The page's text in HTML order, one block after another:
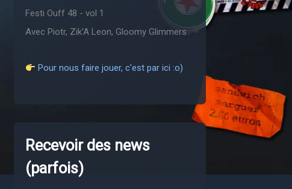
Festi Ouff 48 - vol 1
Avec Piotr, Zik'A Leon, Gloomy Glimmers
Pour nous faire jouer, c'est par ici :o)
Recevoir des news
(parfois)